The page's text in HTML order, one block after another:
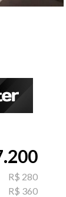
R$ 280
R$ 360